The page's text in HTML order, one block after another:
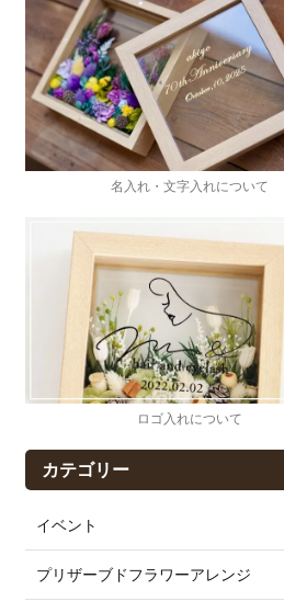
名入れ・文字入れについて
ロゴ入れについて
カテゴリー
イベント
プリザーブドフラワーアレンジ